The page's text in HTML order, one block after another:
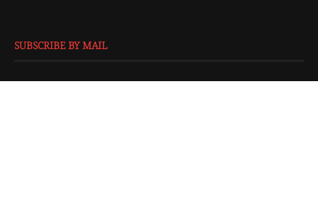
SUBSCRIBE BY MAIL